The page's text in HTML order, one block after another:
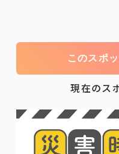
このスポ
現在のス